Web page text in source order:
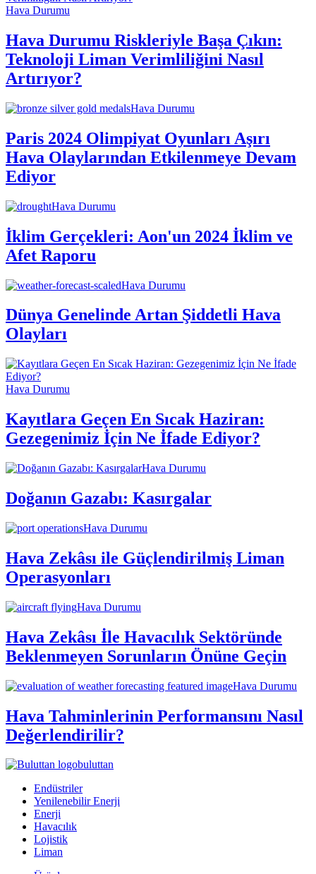
Hava Durumu
Hava Durumu Riskleriyle Başa Çıkın:
Teknoloji Liman Verimliliğini Nasıl
Artırıyor?
Hava Durumu
Paris 2024 Olimpiyat Oyunları Aşırı
Hava Olaylarından Etkilenmeye Devam
Ediyor
Hava Durumu
İklim Gerçekleri: Aon'un 2024 İklim ve
Afet Raporu
Hava Durumu
Dünya Genelinde Artan Şiddetli Hava
Olayları
Hava Durumu
Kayıtlara Geçen En Sıcak Haziran:
Gezegenimiz İçin Ne İfade Ediyor?
Hava Durumu
Doğanın Gazabı: Kasırgalar
Hava Durumu
Hava Zekâsı ile Güçlendirilmiş Liman
Operasyonları
Hava Durumu
Hava Zekâsı İle Havacılık Sektöründe
Beklenmeyen Sorunların Önüne Geçin
Hava Durumu
Hava Tahminlerinin Performansını Nasıl
Değerlendirilir?
buluttan
Endüstriler
Yenilenebilir Enerji
Enerji
Havacılık
Lojistik
Liman